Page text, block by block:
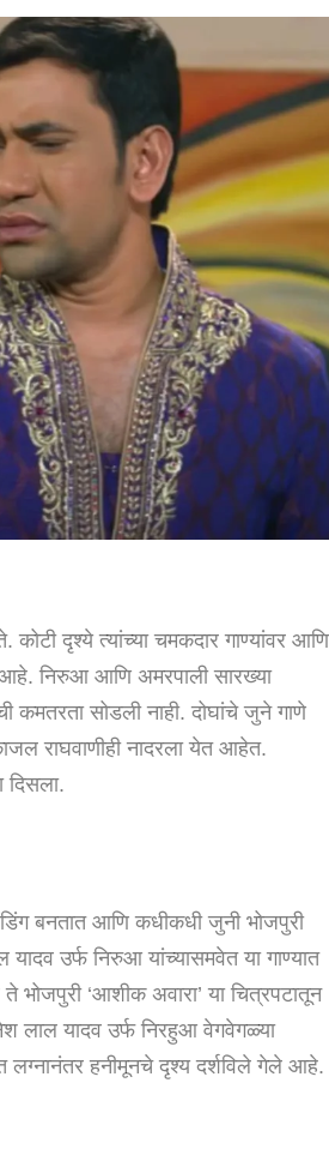
दृश्ये त्यांच्या चमकदार गाण्यांवर आणि
आहे. निरुआ आणि अमरपाली सारख्या
कमतरता सोडली नाही. दोघांचे जुने गाणे
राघवाणीही नादरला येत आहेत.
दिसला.
बनतात आणि कधीकधी जुनी भोजपुरी
उर्फ ​​निरुआ यांच्यासमवेत या गाण्यात
भोजपुरी ‘आशीक अवारा’ या चित्रपटातून
लाल यादव उर्फ ​​निरहुआ वेगवेगळ्या
लग्नानंतर हनीमूनचे दृश्य दर्शविले गेले आहे.